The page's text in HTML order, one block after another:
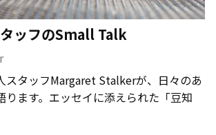
ッフのSmall Talk
スタッフMargaret Stalkerが、日々のあ
ります。エッセイに添えられた「豆知